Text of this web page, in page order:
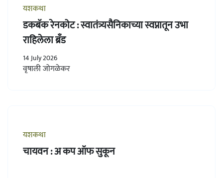
यशकथा
डकबॅक रेनकोट : स्वातंत्र्यसैनिकाच्या स्वप्नातून उभा
राहिलेला ब्रँड
14 July 2026
वृषाली जोगळेकर
यशकथा
चायवन : अ कप ऑफ सुकून